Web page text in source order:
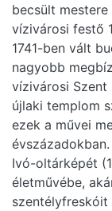
becsült
vízivárosi festő
1741-ben vált
nagyobb
vízivárosi
újlaki templom
ezek a művei
Ivó-oltárképét
életművébe,
szentélyfreskóit